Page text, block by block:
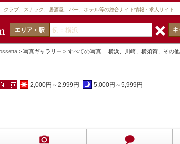
ラブ、スナック、居酒屋、バー、ホテル等の総合ナイト情報・求人サイト
> 写真ギャラリー > すべての写真 横浜、川崎、横須賀、その
2,000円～2,999円 5,000円～5,999円